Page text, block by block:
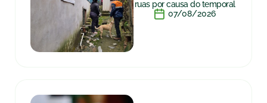
ruas por causa do temporal
07/08/2026